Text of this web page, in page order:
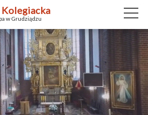
w Grudziądzu